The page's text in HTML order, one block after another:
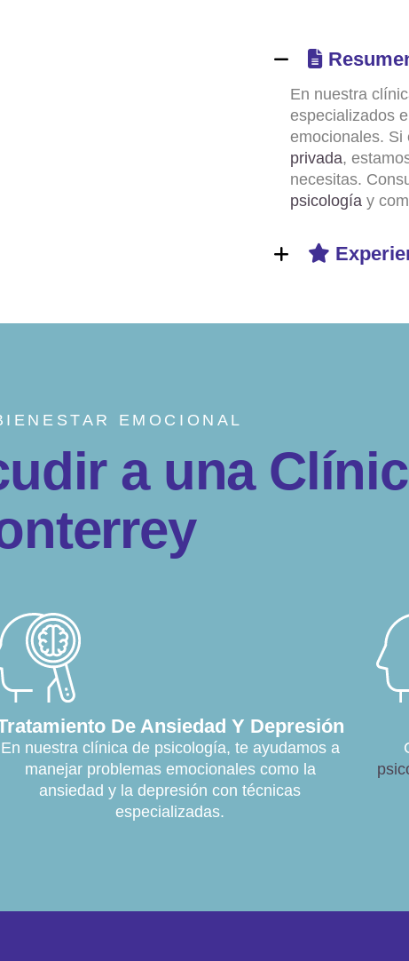
En nuestra
especializados
emocionales. Si
privada,
necesitas.
psicología y
EMOCIONAL
udir a una Clínic
nterrey
De Ansiedad Y Depresión
En nuestra clínica de psicología, te ayudamos a
manejar problemas emocionales como la
ansiedad y la depresión con técnicas
especializadas.